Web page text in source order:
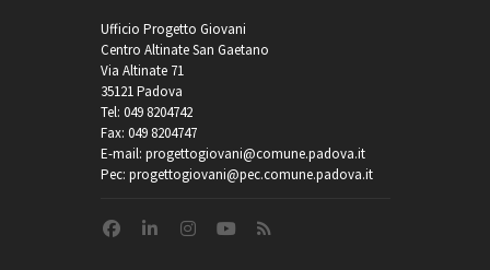
Ufficio Progetto Giovani
Centro Altinate San Gaetano
Via Altinate 71
35121 Padova
Tel: 049 8204742
Fax: 049 8204747
E-mail: progettogiovani@comune.padova.it
Pec: progettogiovani@pec.comune.padova.it